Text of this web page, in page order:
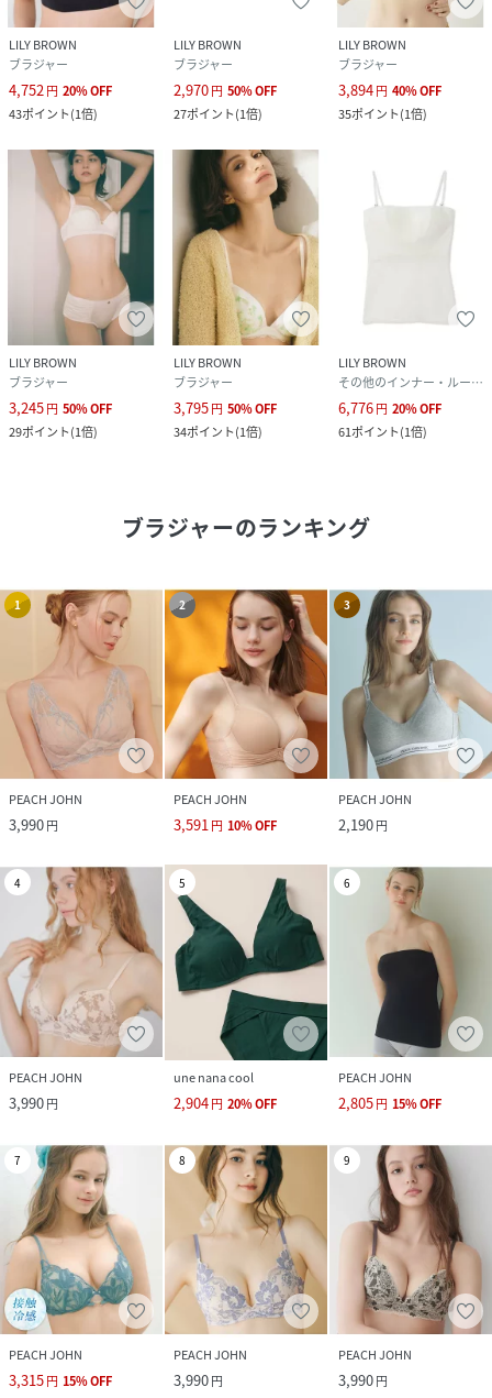
LILY BROWN
ブラジャー
4,752円 20%OFF
43ポイント(1倍)
LILY BROWN
ブラジャー
2,970円 50%OFF
27ポイント(1倍)
LILY BROWN
ブラジャー
3,894円 40%OFF
35ポイント(1倍)
LILY BROWN
ブラジャー
3,245円 50%OFF
29ポイント(1倍)
LILY BROWN
ブラジャー
3,795円 50%OFF
34ポイント(1倍)
LILY BROWN
その他のインナー・ルームウェア
6,776円 20%OFF
61ポイント(1倍)
ブラジャーのランキング
1
PEACH JOHN
3,990円
2
PEACH JOHN
3,591円 10%OFF
3
PEACH JOHN
2,190円
4
PEACH JOHN
3,990円
5
une nana cool
2,904円 20%OFF
6
PEACH JOHN
2,805円 15%OFF
7
PEACH JOHN
3,315円 15%OFF
8
PEACH JOHN
3,990円
9
PEACH JOHN
3,990円